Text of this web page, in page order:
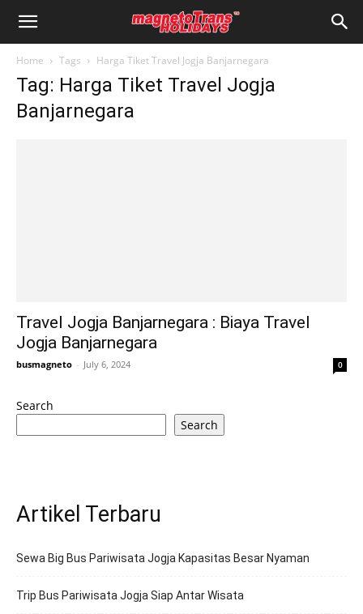
Home Tags Harga Tiket Travel Jogja Banjarnegara
Tag: Harga Tiket Travel Jogja
Banjarnegara
Travel Jogja Banjarnegara : Biaya Travel
Jogja Banjarnegara
busmagneto - July 6, 2024 0
Search
Search
Artikel Terbaru
Sewa Big Bus Pariwisata Jogja Kapasitas Besar Nyaman
Trip Bus Pariwisata Jogja Siap Antar Wisata